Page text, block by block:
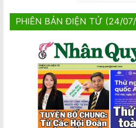
PHIÊN BẢN ĐIỆN TỬ (24/